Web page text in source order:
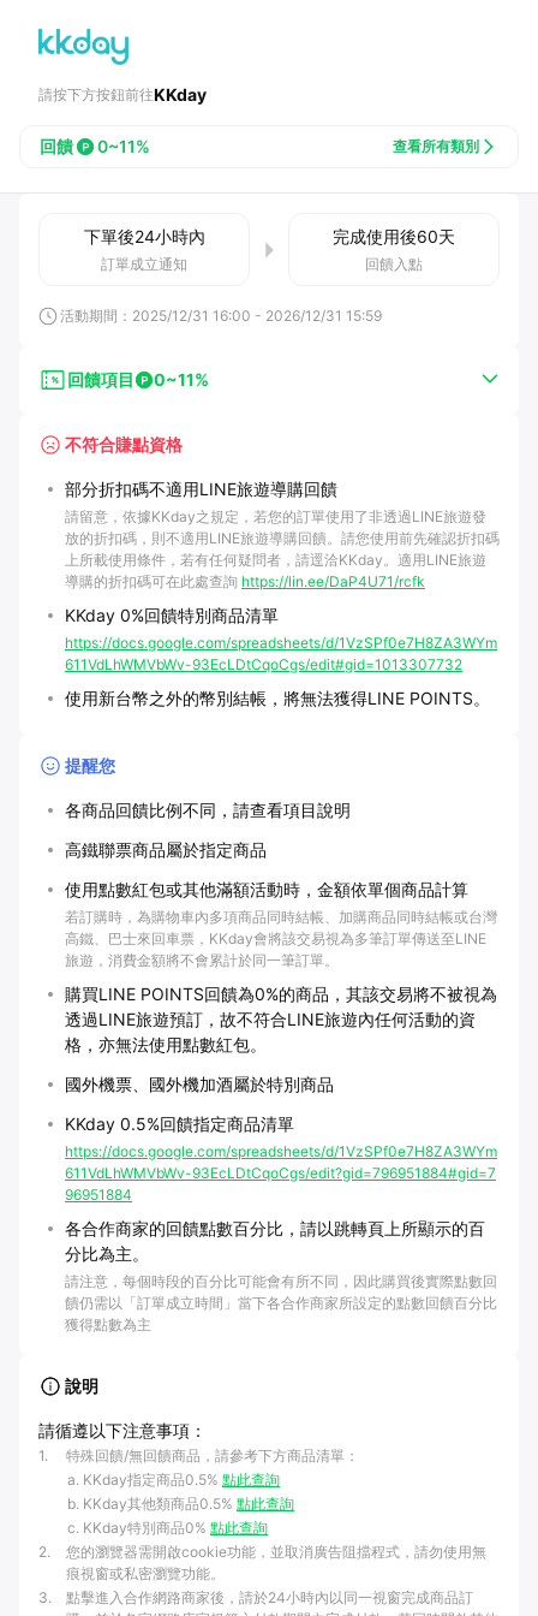
請按下方按鈕前往KKday
回饋 0~11% 查看所有類別
下單後24小時內
訂單成立通知
完成使用後60天
回饋入點
活動期間： 2025/12/31 16:00 - 2026/12/31 15:59
回饋項目 0~11%
不符合賺點資格
部分折扣碼不適用LINE旅遊導購回饋
請留意，依據KKday之規定，若您的訂單使用了非透過LINE旅遊發
放的折扣碼，則不適用LINE旅遊導購回饋。請您使用前先確認折扣碼
上所載使用條件，若有任何疑問者，請逕洽KKday。適用LINE旅遊
導購的折扣碼可在此處查詢 https://lin.ee/DaP4U71/rcfk
KKday 0%回饋特別商品清單
https://docs.google.com/spreadsheets/d/1VzSPf0e7H8ZA3WYm
611VdLhWMVbWv-93EcLDtCqoCgs/edit#gid=1013307732
使用新台幣之外的幣別結帳，將無法獲得LINE POINTS。
提醒您
各商品回饋比例不同，請查看項目說明
高鐵聯票商品屬於指定商品
使用點數紅包或其他滿額活動時，金額依單個商品計算
若訂購時，為購物車內多項商品同時結帳、加購商品同時結帳或台灣
高鐵、巴士來回車票，KKday會將該交易視為多筆訂單傳送至LINE
旅遊，消費金額將不會累計於同一筆訂單。
購買LINE POINTS回饋為0%的商品，其該交易將不被視為
透過LINE旅遊預訂，故不符合LINE旅遊內任何活動的資
格，亦無法使用點數紅包。
國外機票、國外機加酒屬於特別商品
KKday 0.5%回饋指定商品清單
https://docs.google.com/spreadsheets/d/1VzSPf0e7H8ZA3WYm
611VdLhWMVbWv-93EcLDtCqoCgs/edit?gid=796951884#gid=7
96951884
各合作商家的回饋點數百分比，請以跳轉頁上所顯示的百
分比為主。
請注意，每個時段的百分比可能會有所不同，因此購買後實際點數回
饋仍需以「訂單成立時間」當下各合作商家所設定的點數回饋百分比
獲得點數為主
說明
請循遵以下注意事項：
1.
特殊回饋/無回饋商品，請參考下方商品清單：
KKday指定商品0.5% 點此查詢
KKday其他類商品0.5% 點此查詢
KKday特別商品0% 點此查詢
2.
您的瀏覽器需開啟cookie功能，並取消廣告阻擋程式，請勿使用無
痕視窗或私密瀏覽功能。
3.
點擊進入合作網路商家後，請於24小時內以同一視窗完成商品訂